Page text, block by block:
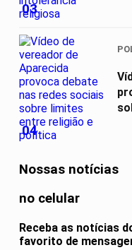
03
04
Nossas notícias
no celular
Receba as notícias
favorito de